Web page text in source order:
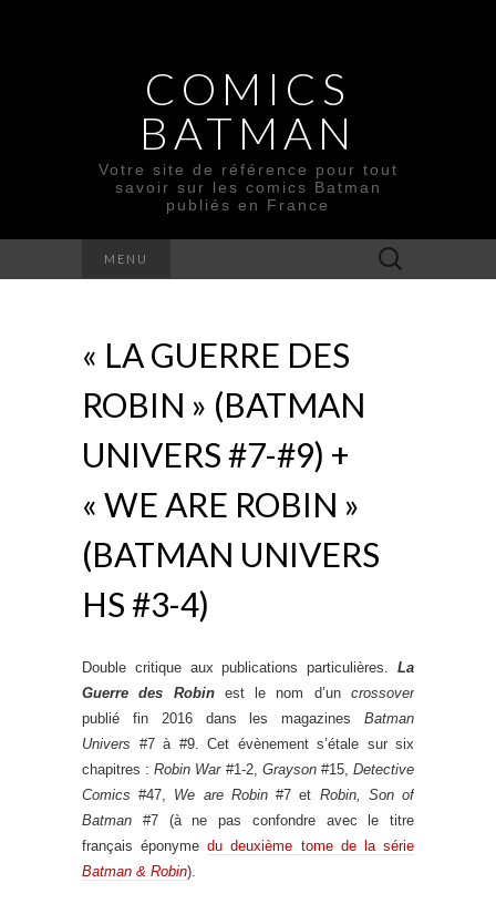
COMICS
BATMAN
Votre site de référence pour tout
savoir sur les comics Batman
publiés en France
MENU Rechercher :
« LA GUERRE DES
ROBIN » (BATMAN
UNIVERS #7-#9) +
« WE ARE ROBIN »
(BATMAN UNIVERS
HS #3-4)
Double critique aux publications particulières. La
Guerre des Robinest le nom d’uncrossover
publié fin 2016 dans les magazines Batman
Univers #7 à #9. Cet évènement s’étale sur six
chapitres :Robin War#1-2, Grayson#15,Detective
Comics #47, We are Robin#7 et Robin, Son of
Batman #7 (à ne pas confondre avec le titre
français éponymedu deuxième tome de la série
Batman & Robin).